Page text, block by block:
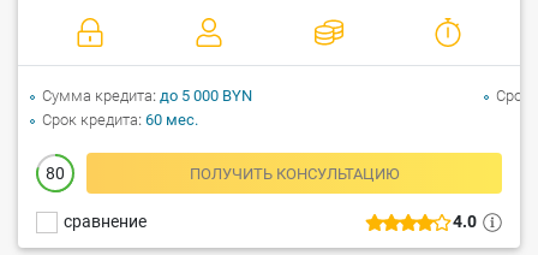
4.0
сравнение
80 ПОЛУЧИТЬ КОНСУЛЬТАЦИЮ
Сумма кредита до 5 000 BYN
Срок кредита 60 мес.
Срок